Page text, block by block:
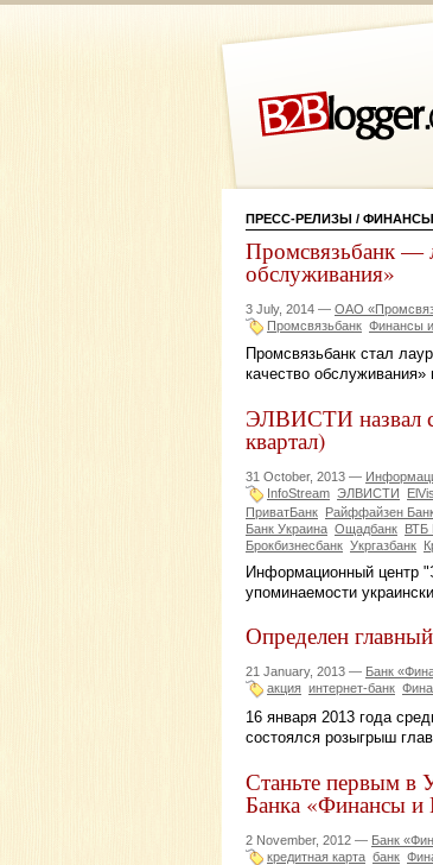
ПРЕСС-РЕЛИЗЫ / ФИНАНСЫ
Промсвязьбанк —
обслуживания»
3 July, 2014 — ОАО
Промсвязьбанк Финансы
Промсвязьбанк стал
качество
ЭЛВИСТИ назвал
квартал)
31 October, 2013 —
InfoStream ЭЛВИСТИ
ПриватБанк Райффайзен
Банк Украина Ощадбанк ВТБ
Брокбизнесбанк Укргазбанк
Информационный центр
упоминаемости
Определен
21 January, 2013 — Банк
акция интернет-банк
16 января 2013 года
состоялся розыгрыш
Станьте первым в
Банка «Финансы и
2 November, 2012 — Банк
кредитная карта банк